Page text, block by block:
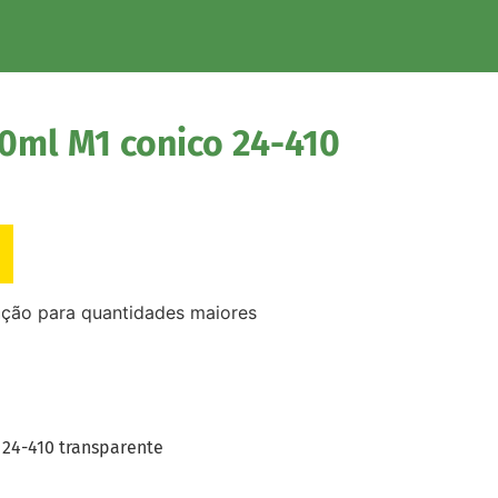
M1 conico 24-410
para quantidades maiores
24-410 transparente